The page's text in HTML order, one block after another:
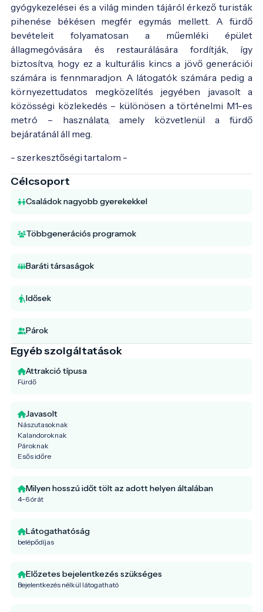
gyógykezelései és a világ minden tájáról érkező turisták
pihenése békésen megfér egymás mellett. A fürdő
bevételeit folyamatosan a műemléki épület
állagmegóvására és restaurálására fordítják, így
biztosítva, hogy ez a kulturális kincs a jövő generációi
számára is fennmaradjon. A látogatók számára pedig a
környezettudatos megközelítés jegyében javasolt a
közösségi közlekedés – különösen a történelmi M1-es
metró – használata, amely közvetlenül a fürdő
bejáratánál áll meg.
- szerkesztőségi tartalom -
Célcsoport
Családok nagyobb gyerekekkel
Többgenerációs programok
Baráti társaságok
Idősek
Párok
Egyéb szolgáltatások
Attrakció típusa
Fürdő
Javasolt
Nászutasoknak
Kalandoroknak
Pároknak
Esős időre
Milyen hosszú időt tölt az adott helyen általában
4-6 órát
Látogathatóság
belépődíjas
Előzetes bejelentkezés szükséges
Bejelentkezés nélkül látogatható